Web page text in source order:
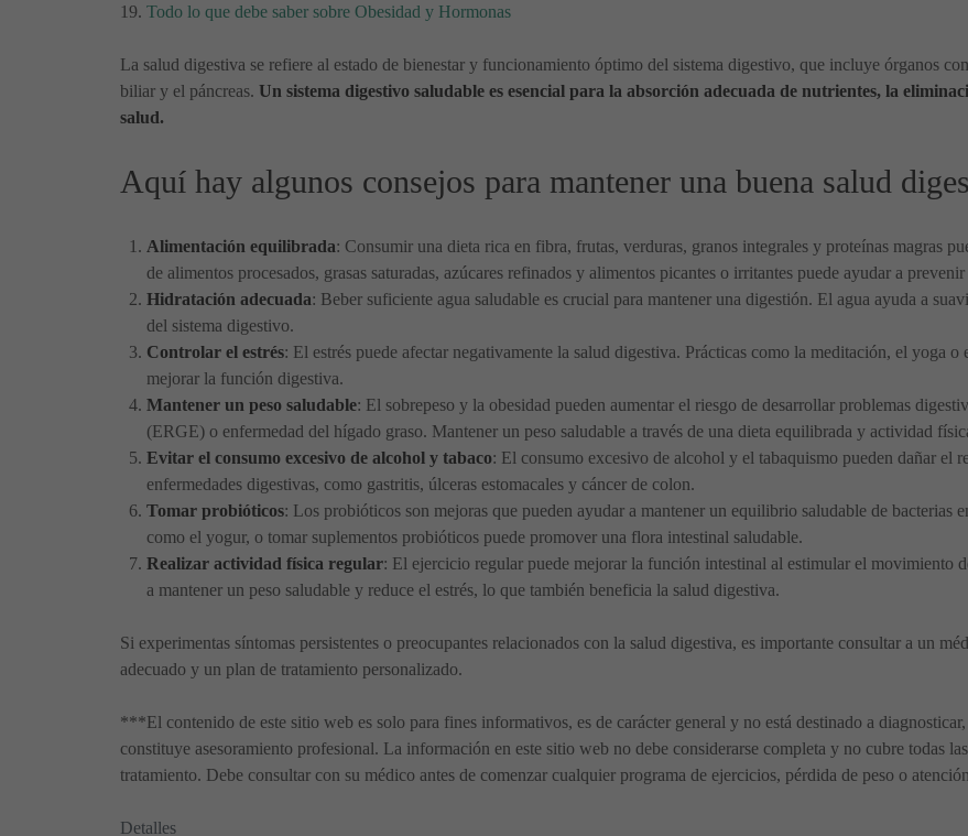
Todo lo que debe saber sobre Obesidad y Hormonas
La salud digestiva se refiere al estado de bienestar y funcionamiento óptimo del sistema digestivo, que incluye órganos
biliar y el páncreas. Un sistema digestivo saludable es esencial para la absorción adecuada de nutrientes, la
salud.
Aquí hay algunos consejos para mantener una buena salud
Alimentación equilibrada: Consumir una dieta rica en fibra, frutas, verduras, granos integrales y proteínas magras
de alimentos procesados, grasas saturadas, azúcares refinados y alimentos picantes o irritantes puede ayudar a
Hidratación adecuada: Beber suficiente agua saludable es crucial para mantener una digestión. El agua ayuda a
del sistema digestivo.
Controlar el estrés: El estrés puede afectar negativamente la salud digestiva. Prácticas como la meditación, el yoga
mejorar la función digestiva.
Mantener un peso saludable: El sobrepeso y la obesidad pueden aumentar el riesgo de desarrollar problemas
(ERGE) o enfermedad del hígado graso. Mantener un peso saludable a través de una dieta equilibrada y actividad
Evitar el consumo excesivo de alcohol y tabaco: El consumo excesivo de alcohol y el tabaquismo pueden dañar el
enfermedades digestivas, como gastritis, úlceras estomacales y cáncer de colon.
Tomar probióticos: Los probióticos son mejoras que pueden ayudar a mantener un equilibrio saludable de bacterias
como el yogur, o tomar suplementos probióticos puede promover una flora intestinal saludable.
Realizar actividad física regular: El ejercicio regular puede mejorar la función intestinal al estimular el movimiento
a mantener un peso saludable y reduce el estrés, lo que también beneficia la salud digestiva.
Si experimentas síntomas persistentes o preocupantes relacionados con la salud digestiva, es importante consultar a un
adecuado y un plan de tratamiento personalizado.
***El contenido de este sitio web es solo para fines informativos, es de carácter general y no está destinado a
constituye asesoramiento profesional. La información en este sitio web no debe considerarse completa y no cubre todas
tratamiento. Debe consultar con su médico antes de comenzar cualquier programa de ejercicios, pérdida de peso o
Detalles